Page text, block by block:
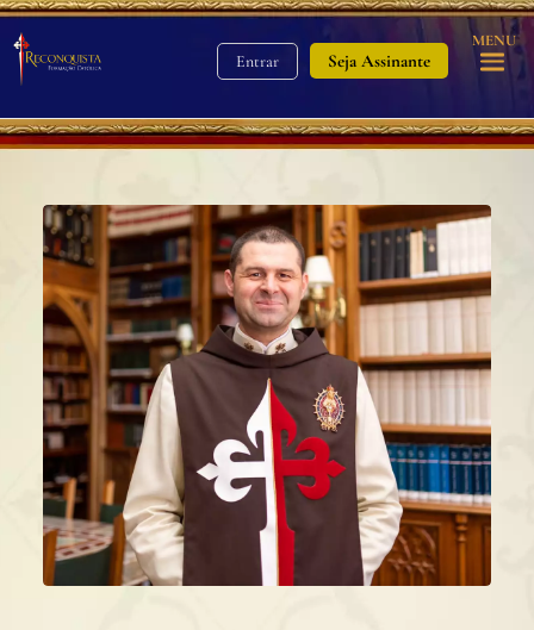
Entrar Seja Assinante
MENU